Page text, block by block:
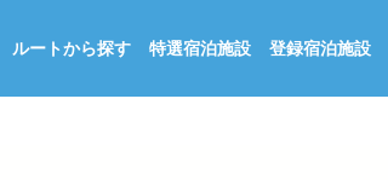
ルートから探す 特選宿泊施設 登録宿泊施設